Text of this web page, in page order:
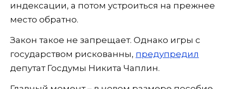
индексации, а потом устроиться на прежнее
место обратно.
Закон такое не запрещает. Однако игры с
государством рискованны, предупредил
депутат Госдумы Никита Чаплин.